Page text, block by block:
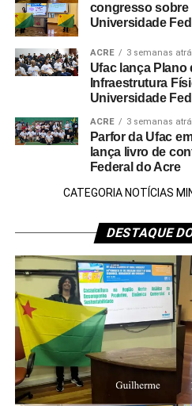
congresso
Universidade
ACRE 3 semanas
Ufac lança
Infraestrutura
Universidade
ACRE 3 semanas
Parfor da Ufac
lança livro de
Federal do Acre
CATEGORIA NOTÍCIAS
DESTAQUE